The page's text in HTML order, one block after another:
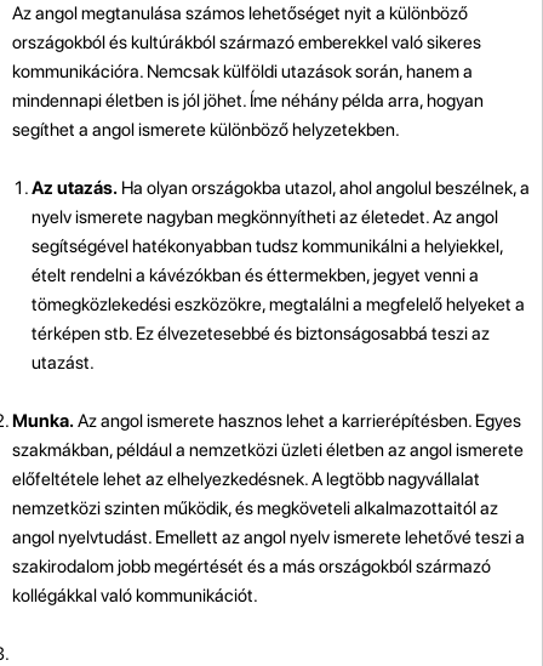
Az angol megtanulása számos lehetőséget nyit a különböző
országokból és kultúrákból származó emberekkel való sikeres
kommunikációra. Nemcsak külföldi utazások során, hanem a
mindennapi életben is jól jöhet. Íme néhány példa arra, hogyan
segíthet a angol ismerete különböző helyzetekben.
Az utazás. Ha olyan országokba utazol, ahol angolul beszélnek, a
nyelv ismerete nagyban megkönnyítheti az életedet. Az angol
segítségével hatékonyabban tudsz kommunikálni a helyiekkel,
ételt rendelni a kávézókban és éttermekben, jegyet venni a
tömegközlekedési eszközökre, megtalálni a megfelelő helyeket a
térképen stb. Ez élvezetesebbé és biztonságosabbá teszi az
utazást.
Munka.Az angol ismerete hasznos lehet a karrierépítésben. Egyes
szakmákban, például a nemzetközi üzleti életben az angol ismerete
előfeltétele lehet az elhelyezkedésnek. A legtöbb nagyvállalat
nemzetközi szinten működik, és megköveteli alkalmazottaitól az
angol nyelvtudást. Emellett az angol nyelv ismerete lehetővé teszi a
szakirodalom jobb megértését és a más országokból származó
kollégákkal való kommunikációt.